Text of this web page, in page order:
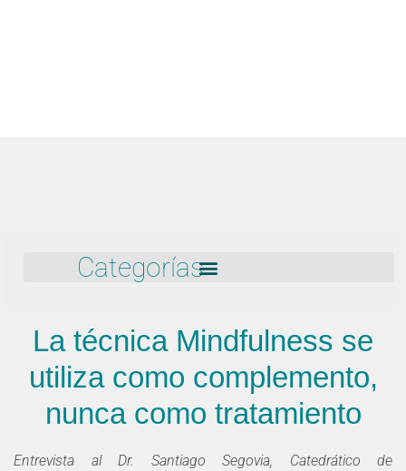
La técnica Mindfulness se
utiliza como complemento,
nunca como tratamiento
Entrevista al Dr. Santiago Segovia, Catedrático de
Categorías